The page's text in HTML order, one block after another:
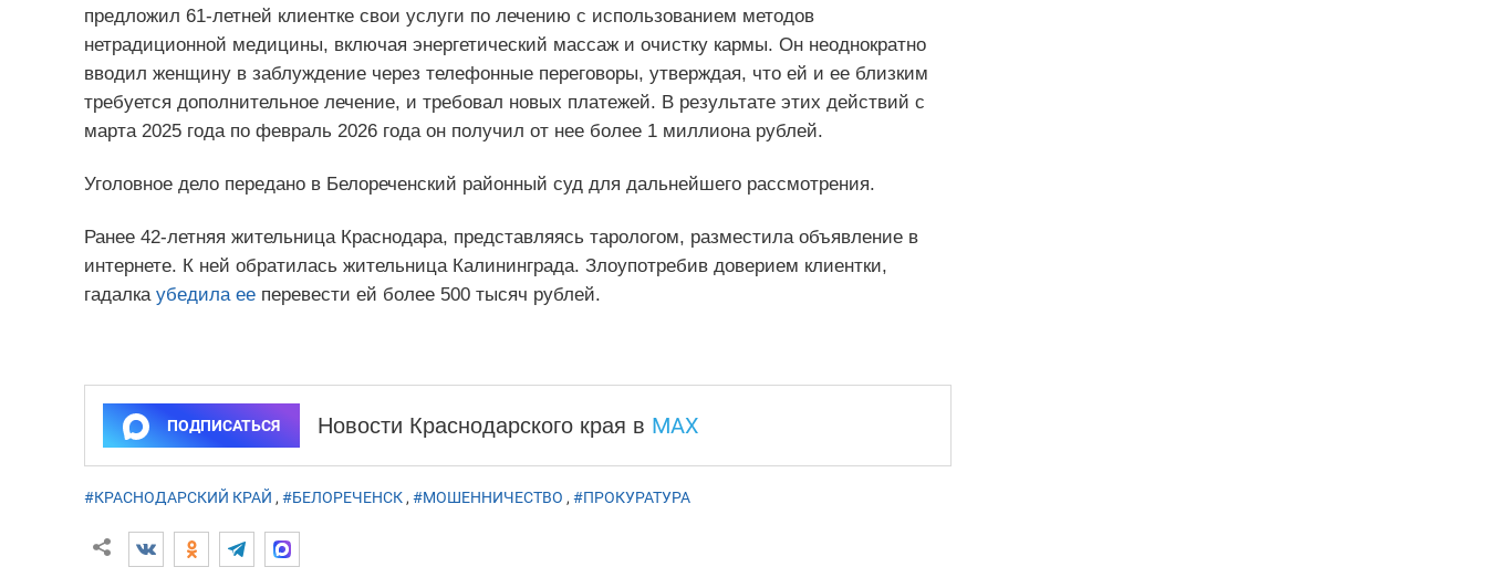
предложил 61-летней клиентке свои услуги по лечению с использованием методов
нетрадиционной медицины, включая энергетический массаж и очистку кармы. Он неоднократно
вводил женщину в заблуждение через телефонные переговоры, утверждая, что ей и ее близким
требуется дополнительное лечение, и требовал новых платежей. В результате этих действий с
марта 2025 года по февраль 2026 года он получил от нее более 1 миллиона рублей.
Уголовное дело передано в Белореченский районный суд для дальнейшего рассмотрения.
Ранее 42-летняя жительница Краснодара, представляясь тарологом, разместила объявление в
интернете. К ней обратилась жительница Калининграда. Злоупотребив доверием клиентки,
гадалка убедила ееперевести ей более 500 тысяч рублей.
ПОДПИСАТЬСЯ Новости Краснодарского края в MAX
#КРАСНОДАРСКИЙ КРАЙ , #БЕЛОРЕЧЕНСК, #МОШЕННИЧЕСТВО , #ПРОКУРАТУРА